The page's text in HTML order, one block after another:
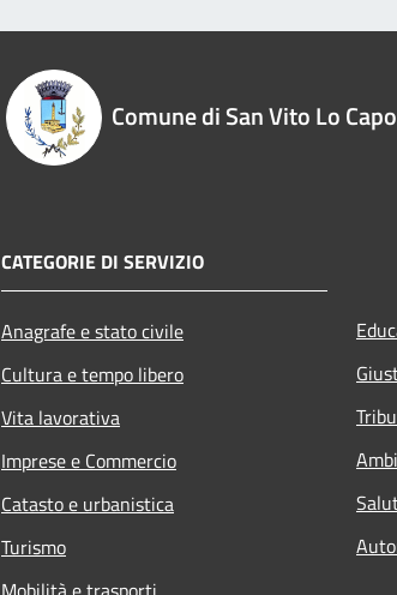
Comune di San Vito Lo Capo
CATEGORIE DI SERVIZIO
Anagrafe e stato civile
Cultura e tempo libero
Vita lavorativa
Imprese e Commercio
Catasto e urbanistica
Turismo